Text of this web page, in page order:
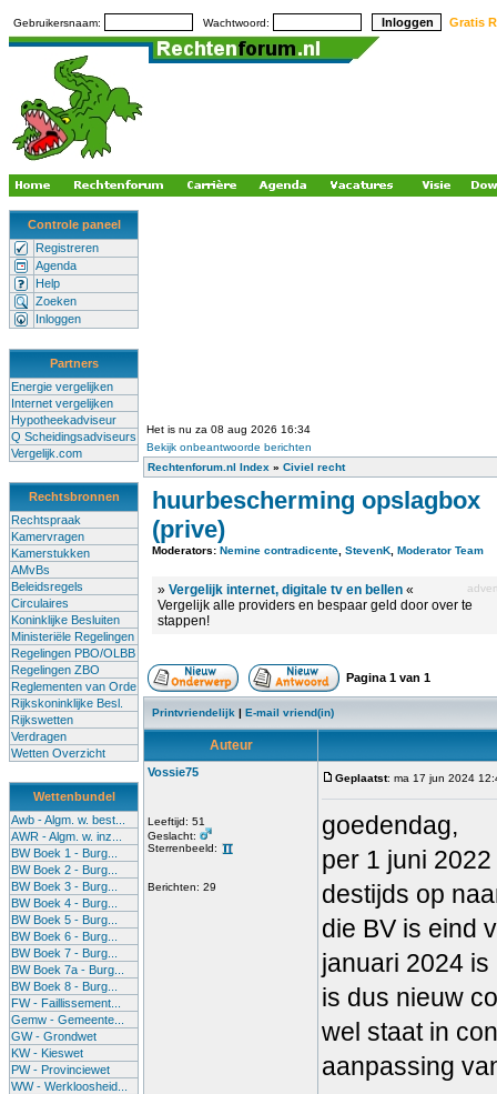
Gebruikersnaam: Wachtwoord: Gratis
Controle paneel
Registreren
Agenda
Help
Zoeken
Inloggen
Partners
Energie vergelijken
Internet vergelijken
Hypotheekadviseur
Q Scheidingsadviseurs
Vergelijk.com
Rechtsbronnen
Rechtspraak
Kamervragen
Kamerstukken
AMvBs
Beleidsregels
Circulaires
Koninklijke Besluiten
Ministeriële Regelingen
Regelingen PBO/OLBB
Regelingen ZBO
Reglementen van Orde
Rijkskoninklijke Besl.
Rijkswetten
Verdragen
Wetten Overzicht
Wettenbundel
Awb - Algm. w. best...
AWR - Algm. w. inz...
BW Boek 1 - Burg...
BW Boek 2 - Burg...
BW Boek 3 - Burg...
BW Boek 4 - Burg...
BW Boek 5 - Burg...
BW Boek 6 - Burg...
BW Boek 7 - Burg...
BW Boek 7a - Burg...
BW Boek 8 - Burg...
FW - Faillissement...
Gemw - Gemeente...
GW - Grondwet
KW - Kieswet
PW - Provinciewet
WW - Werkloosheid...
Het is nu za 08 aug 2026 16:34
Bekijk onbeantwoorde berichten
Rechtenforum.nl Index » Civiel recht
huurbescherming opslagbox
(prive)
Moderators: Nemine contradicente StevenK Moderator Team
» Vergelijk internet, digitale tv en bellen «
Vergelijk alle providers en bespaar geld door over te
stappen!
Pagina 1 van 1
Printvriendelijk | E-mail vriend(in)
Auteur
Vossie75
Leeftijd: 51
Geslacht:
Sterrenbeeld:
Berichten: 29
Geplaatst: ma 17 jun 2024
goedendag,
per 1 juni
destijds op
die BV is eind
januari 2024
is dus nieuw
wel staat in
aanpassing